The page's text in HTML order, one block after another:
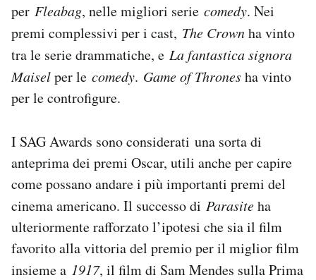
per Fleabag, nelle migliori serie comedy. Nei
premi complessivi per i cast, The Crownha vinto
tra le serie drammatiche, e La fantastica signora
Maiselper le comedy. Game of Thronesha vinto
per le controfigure.
I SAG Awards sono considerati una sorta di
anteprima dei premi Oscar, utili anche per capire
come possano andare i più importanti premi del
cinema americano. Il successo di Parasiteha
ulteriormente rafforzato l’ipotesi che sia il film
favorito alla vittoria del premio per il miglior film
insieme a 1917, il film di Sam Mendes sulla Prima